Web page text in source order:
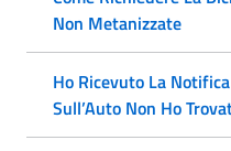
Non Metanizzate
Ho Ricevuto La
Sull’Auto Non Ho